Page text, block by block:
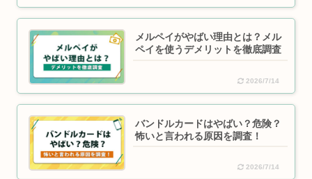
メルペイがやばい理由とは？メル
ペイを使うデメリットを徹底調査
2026/7/14
バンドルカードはやばい？危険？
怖いと言われる原因を調査！
2026/7/14